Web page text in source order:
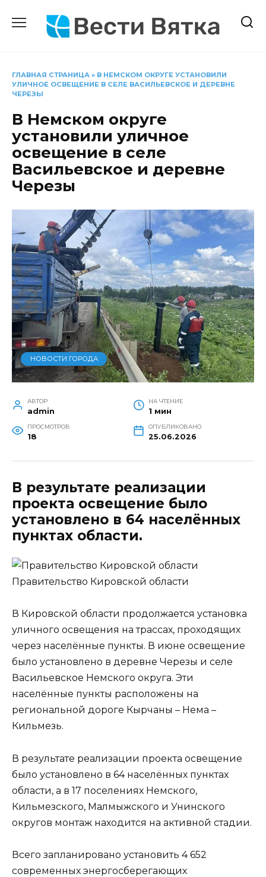
содержанию
ГЛАВНАЯ СТРАНИЦА » В НЕМСКОМ ОКРУГЕ УСТАНОВИЛИ
УЛИЧНОЕ ОСВЕЩЕНИЕ В СЕЛЕ ВАСИЛЬЕВСКОЕ И ДЕРЕВНЕ
ЧЕРЕЗЫ
В Немском округе
установили уличное
освещение в селе
Васильевское и деревне
Черезы
НОВОСТИ ГОРОДА
АВТОР
admin
НА ЧТЕНИЕ
1 мин
ПРОСМОТРОВ
18
ОПУБЛИКОВАНО
25.06.2026
В результате реализации
проекта освещение было
установлено в 64 населённых
пунктах области.
Правительство Кировской области
В Кировской области продолжается установка
уличного освещения на трассах, проходящих
через населённые пункты. В июне освещение
было установлено в деревне Черезы и селе
Васильевское Немского округа. Эти
населённые пункты расположены на
региональной дороге Кырчаны – Нема –
Кильмезь.
В результате реализации проекта освещение
было установлено в 64 населённых пунктах
области, а в 17 поселениях Немского,
Кильмезского, Малмыжского и Унинского
округов монтаж находится на активной стадии.
Всего запланировано установить 4 652
современных энергосберегающих